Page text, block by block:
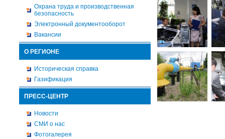
Охрана труда и производственная
безопасность
Электронный документооборот
Вакансии
О РЕГИОНЕ
Историческая справка
Газификация
ПРЕСС-ЦЕНТР
Новости
СМИ о нас
Фотогалерея